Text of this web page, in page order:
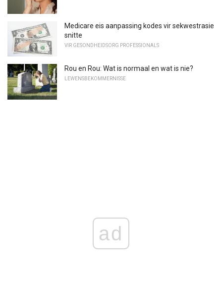
Medicare eis aanpassing kodes vir sekwestrasie
snitte
VIR GESONDHEIDSORG PROFESSIONALS
Rou en Rou: Wat is normaal en wat is nie?
LEWENSBEKOMMERNISSE
ad